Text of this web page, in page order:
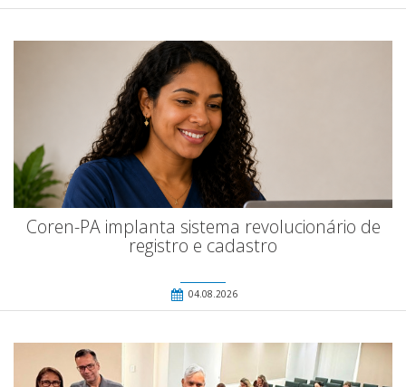
Coren-PA implanta sistema revolucionário de
registro e cadastro
04.08.2026